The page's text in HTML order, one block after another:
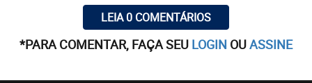
LEIA 0 COMENTÁRIOS
*PARA COMENTAR, FAÇA SEU LOGIN OUASSINE